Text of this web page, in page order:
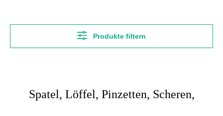
Produkte filtern
Spatel, Löffel, Pinzetten, Scheren,